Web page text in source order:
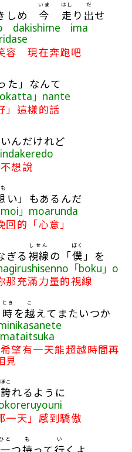
しめ今
いま
走
はし
り 出
だ
せ
dakishime ima
容 現在奔跑吧
た」なんて
」nante
」這樣的話
んだけれど
想說
い」もあるんだ
」moarunda
的「心意」
る視線
しせん
の「僕
ぼく
」を
「boku」o
充滿力量的視線
時
とき
を越
こ
えてまたいつか
望有一天能超越時間再
見
誇
ほこ
れるように
一天」感到驕傲
ひと も い